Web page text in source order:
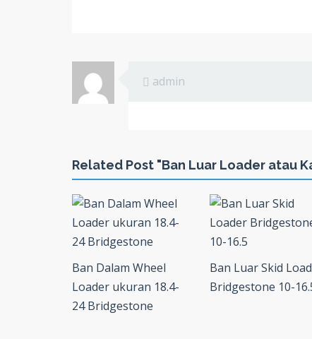
admin
Related Post "Ban Luar Loader atau
Ban Dalam Wheel
Loader ukuran 18.4-
24 Bridgestone
Ban Luar Skid
Bridgestone 10-